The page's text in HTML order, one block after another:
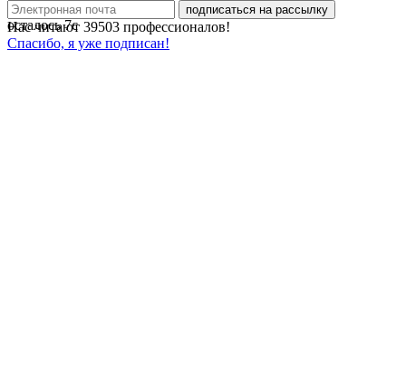
подписаться на рассылку
Нас читают 39503 профессионалов!
Спасибо, я уже подписан!
осталось7с